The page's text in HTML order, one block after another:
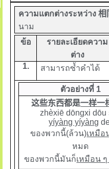
ความแตกต่างระหว่าง 相
นาม
ข้อ
รายละเอียดความ
ต่าง
1.
สามารถซ้ำคำได้
ตัวอย่างที่ 1
这些东西都是一样一
zhèxiē dōngxi
yíyàng yíyàng
ของพวกนี้(ล้วน)เหมือ
หมด
ของพวกนี้มันก็เหมือน